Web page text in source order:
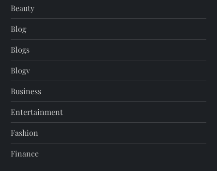
Beauty
Blog
Blogs
Blogv
Business
Entertainment
Fashion
Finance